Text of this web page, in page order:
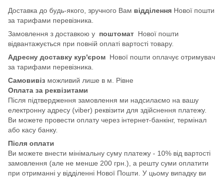
Доставка до будь-якого, зручного Вам відділення Нової пошти
за тарифами перевізника.
Замовлення з доставкою у поштомат Нової пошти
відвантажується при повній оплаті вартості товару.
Адресну доставку кур'єром Нової пошти оплачує отримувач
за тарифами перевізника.
Самовивіз можливий лише в м. Рівне
Оплата за реквізитами
Після підтвердження замовлення ми надсилаємо на вашу
електронну адресу (viber) реквізити для здійснення платежу.
Ви можете провести оплату через інтернет-банкінг, термінал
або касу банку.
Після оплати
Ви можете внести мінімальну суму платежу - 10% від вартості
замовлення (але не менше 200 грн.), а решту суми оплатити
при отриманні у відділенні Нової Пошти. У цьому випадку ви